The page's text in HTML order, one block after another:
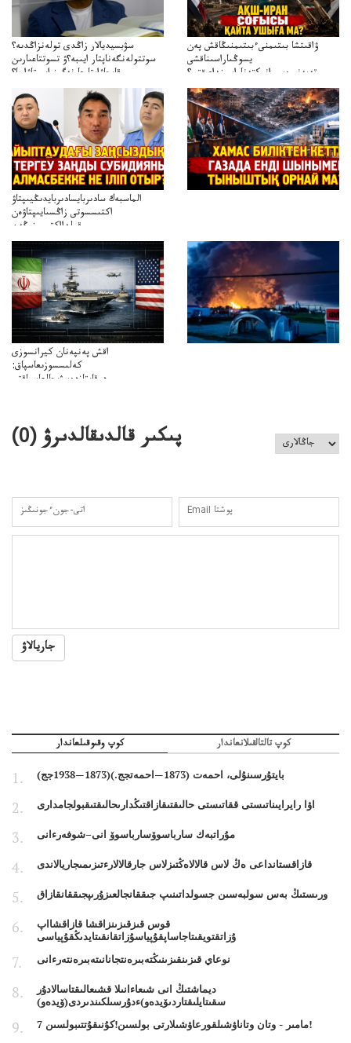
سۋبسيديالار زاڭدى تولەنزاڭدىە؟
سوتتولەنگەناپتار ايىبە؟ۋ تسوتتاعىارىن
قايجاۋاپتارعا نەگىز ايىپتاۋا ما؟
تۇجىرىمدارىنقايتاقاراۋعانەگىزبولاالاما؟
ۋاقىتشا بىتىمنىءبىتىمنىڭاقش پەن
يسوڭىاراسىناقشى
تەپەنىرەسيرانىكتەناراسىنداعىقتى؟
تەكەتىرەسنەلىكتەنقايتاۋشىقتى؟
الماسبەك سادىربايسادىربايدىڭيىپتاۋ
اكتىسسوتى زاڭسىايىپتاۋەن
قولدااكتىسىنىڭەن
ميلليونزاڭسىزدىعىمەنقولدانوسىرىلگەنميلليوندار
اقش پەنپەنان كيرانسوزى
كەلىسسوزىعاسپاق:
دوقايتازدەسۋىجالعاسپاقتى
پىكىر قالدىقالدىرۋ (0
)
جاريالاۋ
كوپ وقىوقىلعاندار كوپ تالتالقىلانعاندار
بايتۇرسىنۇلى، احمەت (1873—احمەتجج.)(1873—1938جج)
اۋا رايرايىناتىستى ققاتىستى حالىقتىقازاقتىڭدارىحالىقتىقبولجامدارى
مۇراتبەك سارباسوۆسارباسوۆ انى–شوفەرءانى
قازاقستانداعى ەڭ لاس قالالاەڭتىزلاس جارقالالارءتىزىمىجاريالاندى
ورىستىڭ بەس سولبەسىن جسولداتىنىپ جىققانجالعىزۇرىپجىققانقازاق
قوس قىزقىزىنزاقشا قازاقشااپ
ۇزاتقتويقىتاجاساپقۇپياسۇزاتقانقىتايدىڭقۇپياسى
نوعاي قىزىنقىزىنىڭتەبىرەنتجانانىتەبىرەنتەرءانى
ديماشتىڭ انى شىعاءانىلا قشىعالىقتاسالادۇر
سقىتايلىقتاردىۆيدەو)ءدۇرسىلكىندىردى(ۆيدەو)
7 مامىر - وتان وتاناۋشىلقورعاۋشىلارتى بولسىن!كۇنىقۇتتىبولسىن!